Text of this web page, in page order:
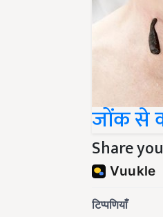
जोंक से
Share